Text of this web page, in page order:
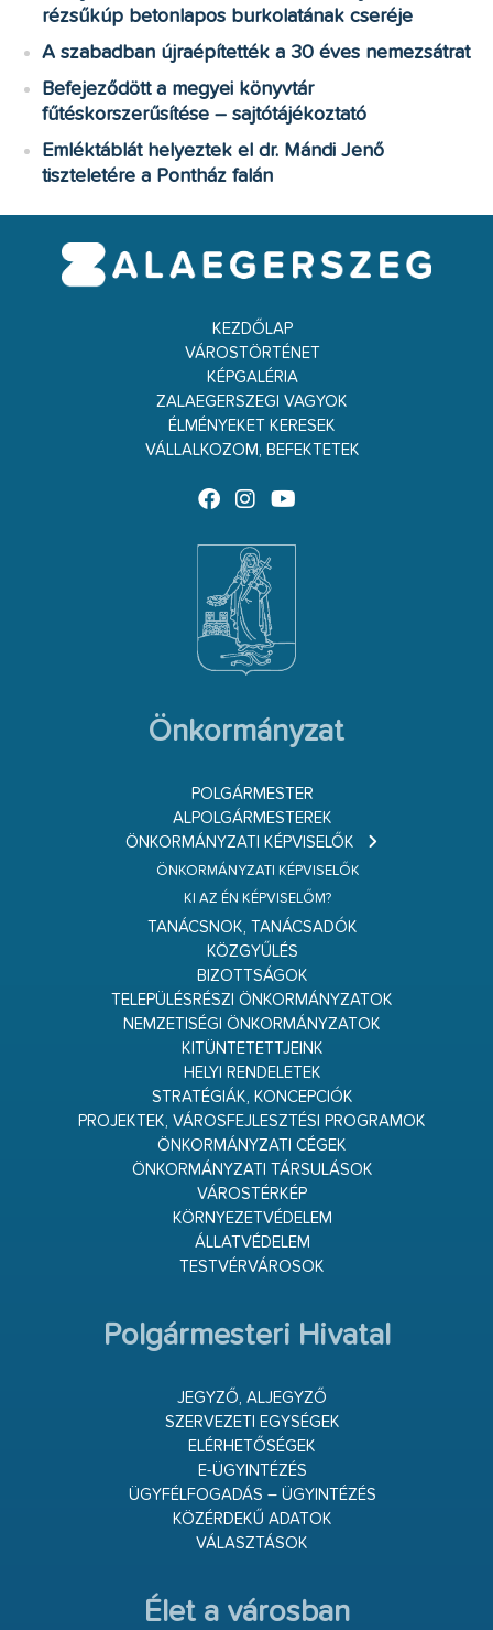
rézsűkúp betonlapos burkolatának cseréje
A szabadban újraépítették a 30 éves nemezsátrat
Befejeződött a megyei könyvtár
fűtéskorszerűsítése – sajtótájékoztató
Emléktáblát helyeztek el dr. Mándi Jenő
tiszteletére a Pontház falán
KEZDŐLAP
VÁROSTÖRTÉNET
KÉPGALÉRIA
ZALAEGERSZEGI VAGYOK
ÉLMÉNYEKET KERESEK
VÁLLALKOZOM, BEFEKTETEK
Önkormányzat
POLGÁRMESTER
ALPOLGÁRMESTEREK
ÖNKORMÁNYZATI KÉPVISELŐK
ÖNKORMÁNYZATI KÉPVISELŐK
KI AZ ÉN KÉPVISELŐM?
TANÁCSNOK, TANÁCSADÓK
KÖZGYŰLÉS
BIZOTTSÁGOK
TELEPÜLÉSRÉSZI ÖNKORMÁNYZATOK
NEMZETISÉGI ÖNKORMÁNYZATOK
KITÜNTETETTJEINK
HELYI RENDELETEK
STRATÉGIÁK, KONCEPCIÓK
PROJEKTEK, VÁROSFEJLESZTÉSI PROGRAMOK
ÖNKORMÁNYZATI CÉGEK
ÖNKORMÁNYZATI TÁRSULÁSOK
VÁROSTÉRKÉP
KÖRNYEZETVÉDELEM
ÁLLATVÉDELEM
TESTVÉRVÁROSOK
Polgármesteri Hivatal
JEGYZŐ, ALJEGYZŐ
SZERVEZETI EGYSÉGEK
ELÉRHETŐSÉGEK
E-ÜGYINTÉZÉS
ÜGYFÉLFOGADÁS – ÜGYINTÉZÉS
KÖZÉRDEKŰ ADATOK
VÁLASZTÁSOK
Élet a városban